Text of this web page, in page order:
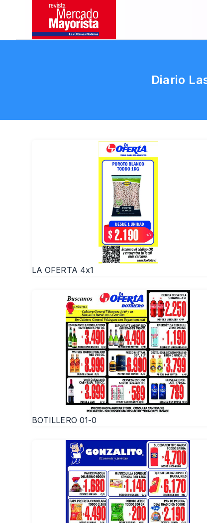
Diario
LA OFERTA 4x1
BOTILLERO 01-0